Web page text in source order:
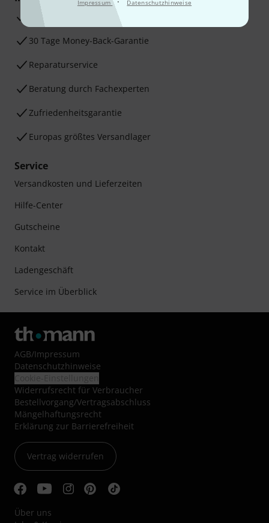
Impressum Datenschutzhinweise
3 Jahre Thomann Garantie
30 Tage Money-Back-Garantie
Reparaturservice
Beratung durch Fachexperten
Zufriedenheitsgarantie
Europas größtes Versandlager
Service
Versandkosten und Lieferzeiten
Hilfe-Center
Gutscheine
Kontakt
Ladengeschäft
Service im Überblick
AGB/Impressum
Datenschutzhinweise
Widerrufsrecht für Verbraucher
Bestellvorgang/Vertragsabschluss
Mängelhaftungsrecht
Erklärung zur Barrierefreiheit
Vertrag widerrufen
Über uns